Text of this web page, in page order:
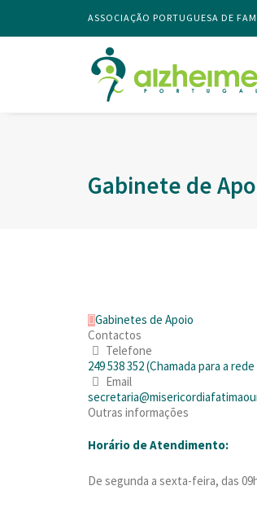
ASSOCIAÇÃO PORTUGUESA DE
Gabinete de
Gabinetes de Apoio
Contactos
Telefone
249 538 352 (Chamada para a
Email
Outras informações
Horário de Atendimento:
De segunda a sexta-feira, das